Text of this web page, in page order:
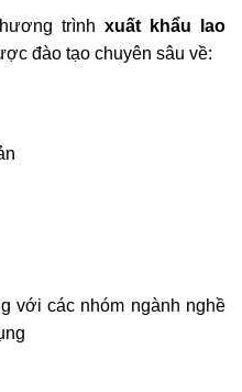
trình xuất khẩu lao
đào tạo chuyên sâu về:
với các nhóm ngành nghề